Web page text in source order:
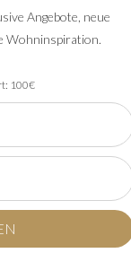
FAQ -
Nummer
Angebote, neue
Wohninspiration.
100€